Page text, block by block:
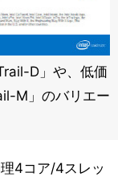
D」や、低価
M」のバリエー
4コア/4スレッ